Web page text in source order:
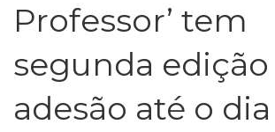
Professor’ tem
segunda
adesão até o dia